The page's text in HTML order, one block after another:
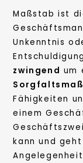
Maßstab ist
Unkenntnis
zwingend um
Fähigkeiten
einem
kann und